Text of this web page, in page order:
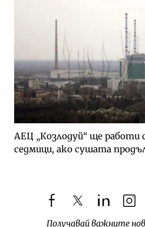
АЕЦ „Козлодуй“ ще работи
седмици, ако сушата
facebooktwitterlinkedin
Получавай важните